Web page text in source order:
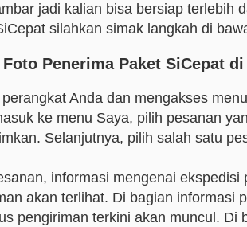
jadi kalian bisa bersiap terlebih
silahkan simak langkah di
Penerima Paket SiCepat di
Anda dan mengakses
ke menu Saya, pilih pesanan
Selanjutnya, pilih salah satu
informasi mengenai
akan terlihat. Di bagian informasi
pengiriman terkini akan muncul. Di